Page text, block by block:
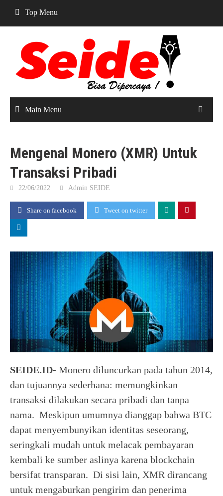
content
Top Menu
Main Menu
Mengenal Monero (XMR) Untuk
Transaksi Pribadi
22/06/2022 Admin SEIDE
Share on facebook Tweet on twitter
SEIDE.ID- Monero diluncurkan pada tahun 2014,
dan tujuannya sederhana: memungkinkan
transaksi dilakukan secara pribadi dan tanpa
nama. Meskipun umumnya dianggap bahwa BTC
dapat menyembunyikan identitas seseorang,
seringkali mudah untuk melacak pembayaran
kembali ke sumber aslinya karena blockchain
bersifat transparan. Di sisi lain, XMR dirancang
untuk mengaburkan pengirim dan penerima